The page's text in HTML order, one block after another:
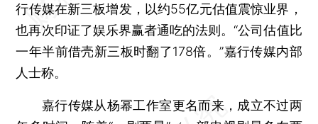
行传媒在新三板增发，以约55亿元估值震惊业界，
也再次印证了娱乐界赢者通吃的法则。“公司估值比
一年半前借壳新三板时翻了178倍。”嘉行传媒内部
人士称。
嘉行传媒从杨幂工作室更名而来，成立不过两